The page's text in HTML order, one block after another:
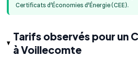
Certificats d'Économies d'Énergie (CEE).
Tarifs observés pour un
à Voillecomte